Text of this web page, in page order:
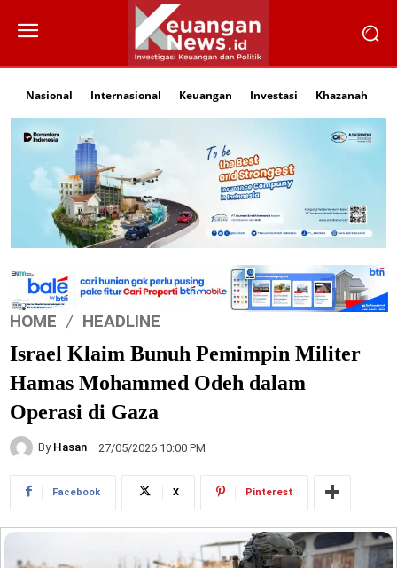
Nasional Internasional Keuangan Investasi Khazanah
HOME HEADLINE
Israel Klaim Bunuh Pemimpin Militer
Hamas Mohammed Odeh dalam
Operasi di Gaza
By Hasan 27/05/2026 10:00 PM
Facebook X Pinterest